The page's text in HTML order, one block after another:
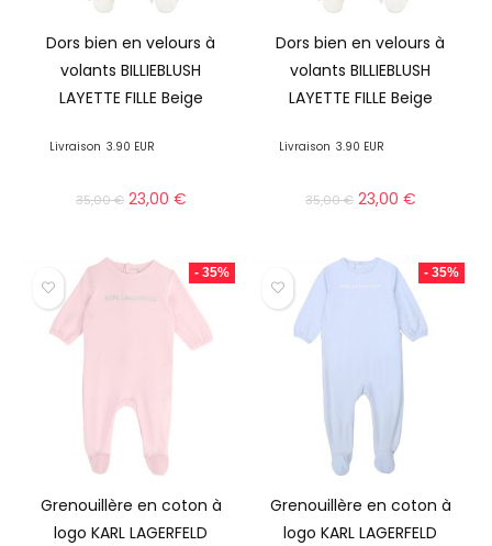
Dors bien en velours à
volants BILLIEBLUSH
LAYETTE FILLE Beige
Livraison 3.90 EUR
35,00€ 23,00 €
Dors bien en velours à
volants BILLIEBLUSH
LAYETTE FILLE Beige
Livraison 3.90 EUR
35,00€ 23,00 €
- 35%
Grenouillère en coton à
logo KARL LAGERFELD
- 35%
Grenouillère en coton à
logo KARL LAGERFELD